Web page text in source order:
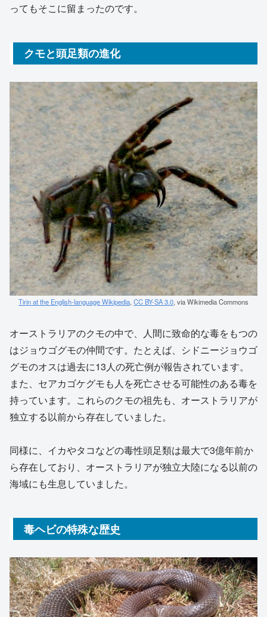
ってもそこに留まったのです。
クモと頭足類の進化
Tirin at the English-language Wikipedia, CC BY-SA 3.0, via Wikimedia Commons
オーストラリアのクモの中で、人間に致命的な毒をもつの
はジョウゴグモの仲間です。たとえば、シドニージョウゴ
グモのオスは過去に13人の死亡例が報告されています。
また、セアカゴケグモも人を死亡させる可能性のある毒を
持っています。これらのクモの祖先も、オーストラリアが
独立する以前から存在していました。
同様に、イカやタコなどの毒性頭足類は最大で3億年前か
ら存在しており、オーストラリアが独立大陸になる以前の
海域にも生息していました。
毒ヘビの特殊な歴史